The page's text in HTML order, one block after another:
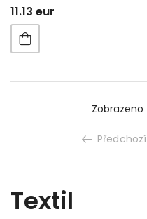
11.13 eur
Zobrazeno
Předchozí
Textil